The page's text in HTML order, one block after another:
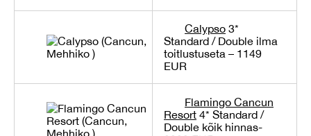
Calypso 3*
Standard / Double ilma
toitlustuseta – 1149
EUR
Flamingo Cancun
Resort 4* Standard /
Double kõik hinnas-